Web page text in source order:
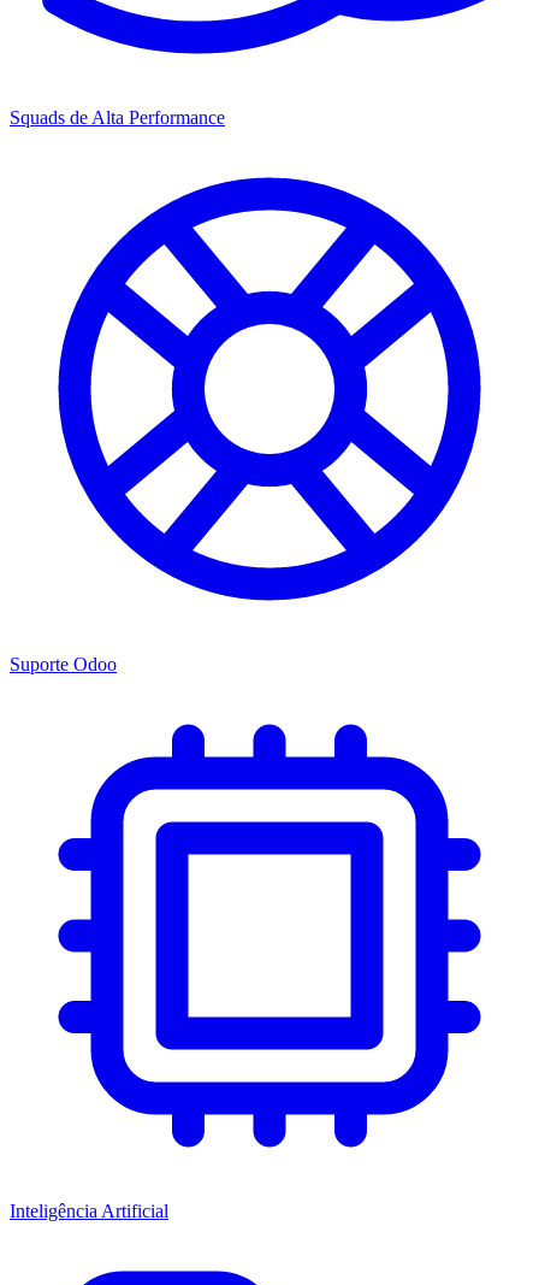
Squads de Alta Performance
Suporte Odoo
Inteligência Artificial